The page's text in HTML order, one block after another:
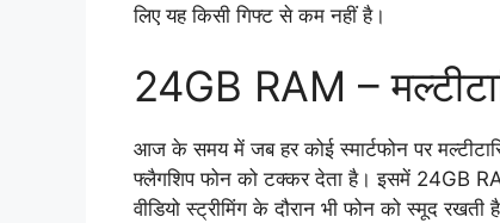
लिए यह किसी गिफ्ट से कम नहीं है।
24GB RAM –
आज के समय में जब हर कोई स्मार्टफोन पर
फ्लैगशिप फोन को टक्कर देता है। इसमें 24GB
वीडियो स्ट्रीमिंग के दौरान भी फोन को स्मूद रखती